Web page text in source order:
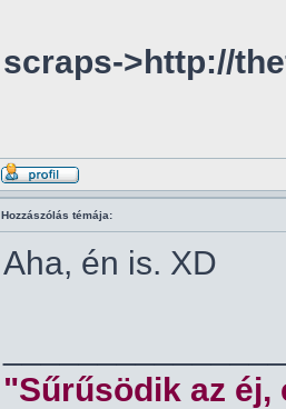
scraps->http://
Hozzászólás témája:
Aha, én is. XD
"Sűrűsödik az éj,